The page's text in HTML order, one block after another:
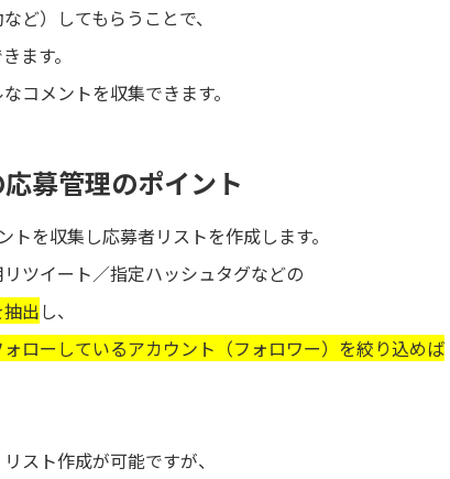
ど）してもらうことで、
ます。
コメントを収集できます。
募管理のポイント
を収集し応募者リストを作成します。
ツイート／指定ハッシュタグなどの
出し、
ローしているアカウント（フォロワー）を絞り込めば
スト作成が可能ですが、